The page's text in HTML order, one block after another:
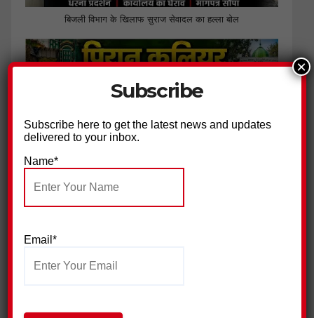
बिजली विभाग के खिलाफ सुराज सेवादल का हल्ला बोल
पिरान कलियर में 23 मोहर्रम के मौके पर भव्य चादरपोशी,अमन की दुआओं
के साथ उर्स सम्पन्न
Subscribe
Subscribe here to get the latest news and updates
delivered to your inbox.
Name*
Email*
×